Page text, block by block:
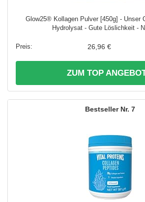
Glow25® Kollagen Pulver [450g] - Unser
Hydrolysat - Gute Löslichkeit -
26,96 €
ZUM TOP
7